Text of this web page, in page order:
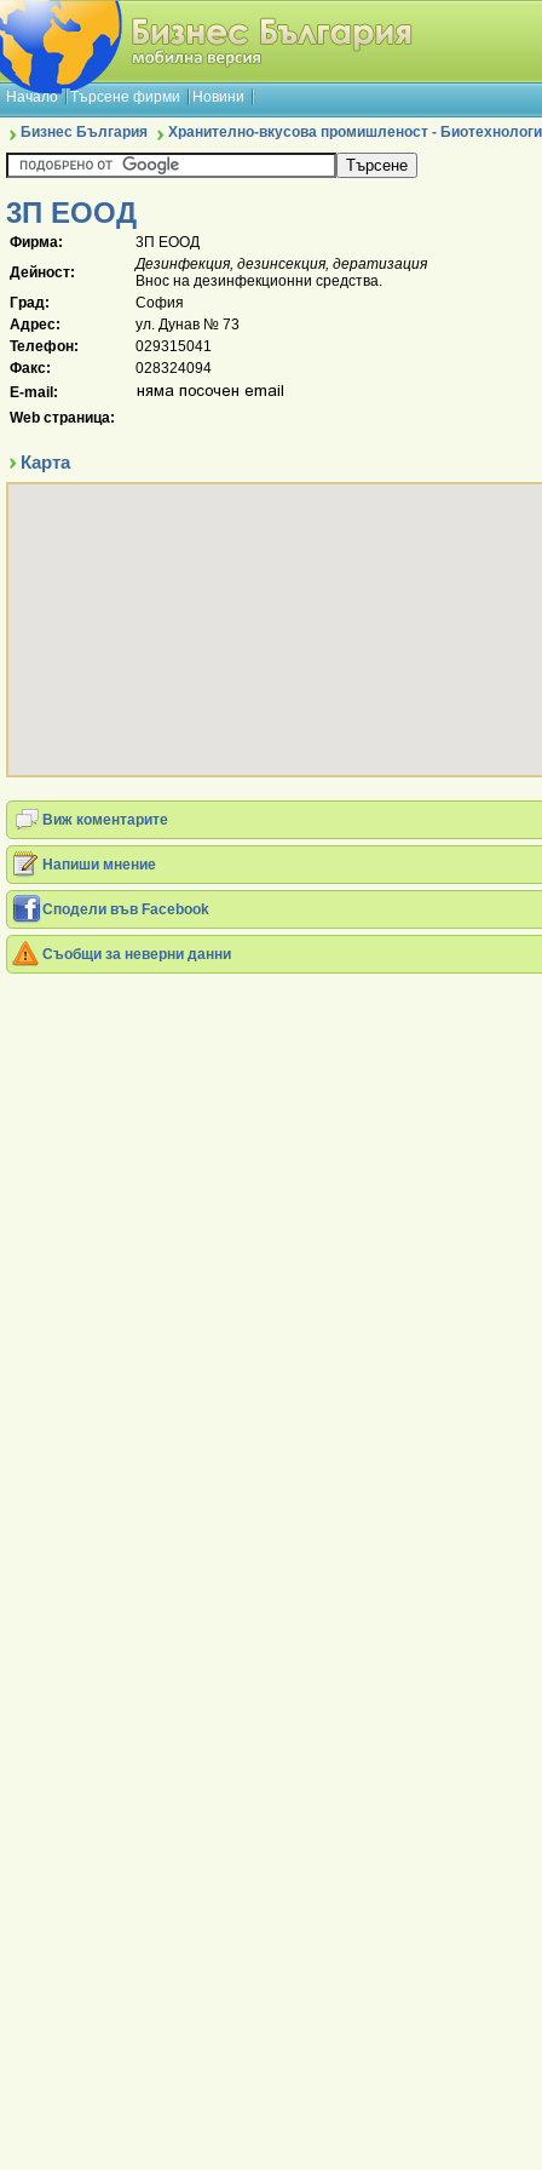
Начало Търсене фирми Новини
Бизнес България Хранително-вкусова промишленост -
3П ЕООД
Фирма:
3П ЕООД
Дейност:
Дезинфекция, дезинсекция, дератизация
Внос на дезинфекционни средства.
Град:
София
Адрес:
ул. Дунав № 73
Телефон:
029315041
Факс:
028324094
E-mail:
Web страница:
Карта
Виж коментарите
Напиши мнение
Сподели във Facebook
Съобщи за неверни данни